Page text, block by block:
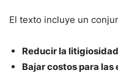
El texto incluye un
Reducir la
Bajar costos para las